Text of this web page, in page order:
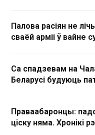
Палова расіян не
сваёй арміі ў вайне
Са спадзевам на
Беларусі будуюць
Праваабаронцы:
ціску няма. Хронікі